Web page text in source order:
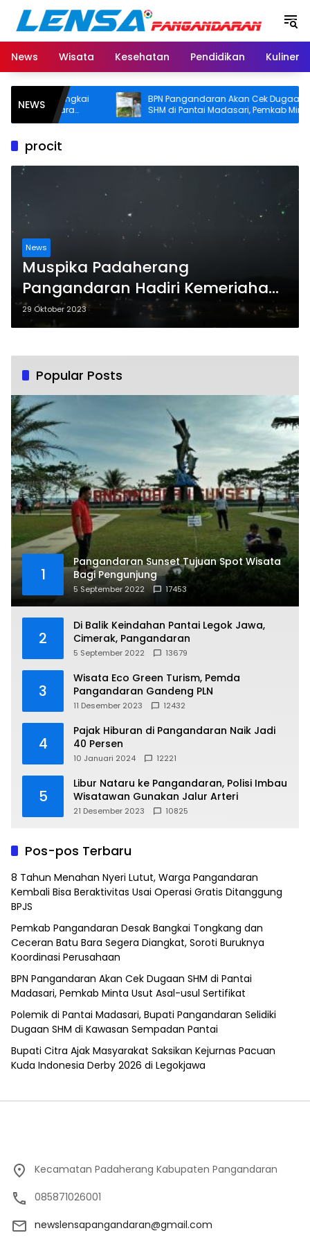
Langsung
konten
News
Wisata Kesehatan Pendidikan Kuliner
NEWS
Desak Bangkai
Batu Bara
Buruknya
BPN Pangandaran Akan Cek Dugaan
SHM di Pantai Madasari, Pemkab Minta
Usut Asal-usul Sertifikat
procit
News
Muspika Padaherang
Pangandaran Hadiri Kemeriahan
Festival Layang Layang di Procit
29 Oktober 2023
Popular Posts
1
Pangandaran Sunset Tujuan Spot Wisata
Bagi Pengunjung
5 September 2022 17453
2
Di Balik Keindahan Pantai Legok Jawa,
Cimerak, Pangandaran
5 September 2022 13679
3
Wisata Eco Green Turism, Pemda
Pangandaran Gandeng PLN
11 Desember 2023 12432
4
Pajak Hiburan di Pangandaran Naik Jadi
40 Persen
10 Januari 2024 12221
5
Libur Nataru ke Pangandaran, Polisi Imbau
Wisatawan Gunakan Jalur Arteri
21 Desember 2023 10825
Pos-pos Terbaru
8 Tahun Menahan Nyeri Lutut, Warga Pangandaran
Kembali Bisa Beraktivitas Usai Operasi Gratis Ditanggung
BPJS
Pemkab Pangandaran Desak Bangkai Tongkang dan
Ceceran Batu Bara Segera Diangkat, Soroti Buruknya
Koordinasi Perusahaan
BPN Pangandaran Akan Cek Dugaan SHM di Pantai
Madasari, Pemkab Minta Usut Asal-usul Sertifikat
Polemik di Pantai Madasari, Bupati Pangandaran Selidiki
Dugaan SHM di Kawasan Sempadan Pantai
Bupati Citra Ajak Masyarakat Saksikan Kejurnas Pacuan
Kuda Indonesia Derby 2026 di Legokjawa
Kecamatan Padaherang Kabupaten Pangandaran
085871026001
newslensapangandaran@gmail.com